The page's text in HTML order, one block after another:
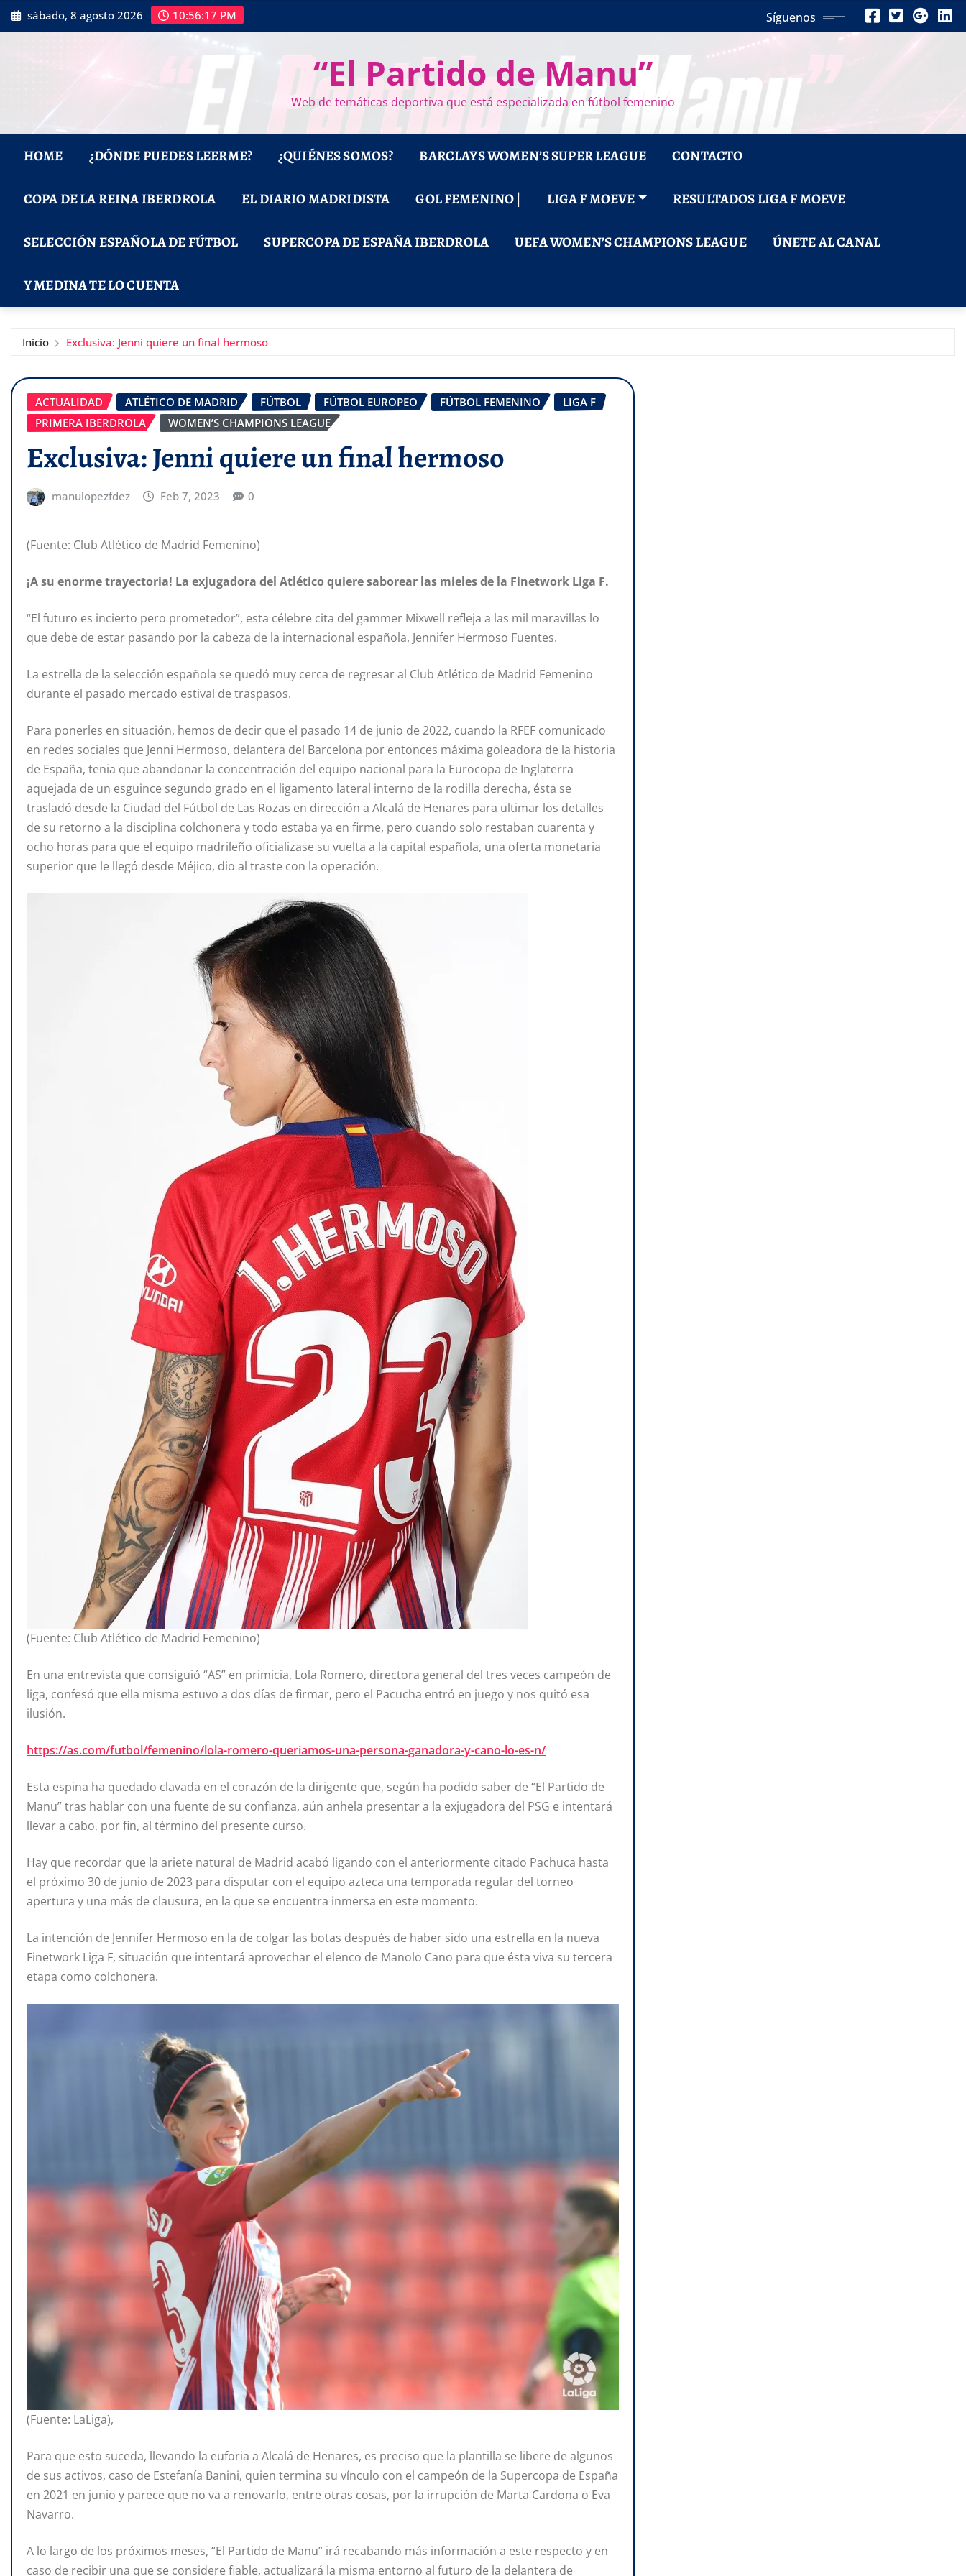
Saltar
al
sábado, 8 agosto 2026 10:56:19 PM Síguenos
“El Partido de Manu”
Web de temáticas deportiva que está especializada en fútbol femenino
HOME ¿DÓNDE PUEDES LEERME? ¿QUIÉNES SOMOS? BARCLAYS WOMEN’S SUPER LEAGUE CONTACTO
COPA DE LA REINA IBERDROLA EL DIARIO MADRIDISTA GOL FEMENINO | LIGA F MOEVE RESULTADOS LIGA F MOEVE
SELECCIÓN ESPAÑOLA DE FÚTBOL SUPERCOPA DE ESPAÑA IBERDROLA UEFA WOMEN’S CHAMPIONS LEAGUE ÚNETE AL CANAL
Y MEDINA TE LO CUENTA
Inicio Exclusiva: Jenni quiere un final hermoso
ACTUALIDAD ATLÉTICO DE MADRID FÚTBOL FÚTBOL EUROPEO FÚTBOL FEMENINO
LIGA F
PRIMERA IBERDROLA
WOMEN’S CHAMPIONS LEAGUE
Exclusiva: Jenni quiere un final hermoso
manulopezfdez Feb 7, 2023 0
(Fuente: Club Atlético de Madrid Femenino)
¡A su enorme trayectoria! La exjugadora del Atlético quiere saborear las mieles de la Finetwork Liga F.
“El futuro es incierto pero prometedor”, esta célebre cita del gammer Mixwell refleja a las mil maravillas lo
que debe de estar pasando por la cabeza de la internacional española, Jennifer Hermoso Fuentes.
La estrella de la selección española se quedó muy cerca de regresar al Club Atlético de Madrid Femenino
durante el pasado mercado estival de traspasos.
Para ponerles en situación, hemos de decir que el pasado 14 de junio de 2022, cuando la RFEF comunicado
en redes sociales que Jenni Hermoso, delantera del Barcelona por entonces máxima goleadora de la historia
de España, tenia que abandonar la concentración del equipo nacional para la Eurocopa de Inglaterra
aquejada de un esguince segundo grado en el ligamento lateral interno de la rodilla derecha, ésta se
trasladó desde la Ciudad del Fútbol de Las Rozas en dirección a Alcalá de Henares para ultimar los detalles
de su retorno a la disciplina colchonera y todo estaba ya en firme, pero cuando solo restaban cuarenta y
ocho horas para que el equipo madrileño oficializase su vuelta a la capital española, una oferta monetaria
superior que le llegó desde Méjico, dio al traste con la operación.
(Fuente: Club Atlético de Madrid Femenino)
En una entrevista que consiguió “AS” en primicia, Lola Romero, directora general del tres veces campeón de
liga, confesó que ella misma estuvo a dos días de firmar, pero el Pacucha entró en juego y nos quitó esa
ilusión.
https://as.com/futbol/femenino/lola-romero-queriamos-una-persona-ganadora-y-cano-lo-es-n/
Esta espina ha quedado clavada en el corazón de la dirigente que, según ha podido saber de “El Partido de
Manu” tras hablar con una fuente de su confianza, aún anhela presentar a la exjugadora del PSG e intentará
llevar a cabo, por fin, al término del presente curso.
Hay que recordar que la ariete natural de Madrid acabó ligando con el anteriormente citado Pachuca hasta
el próximo 30 de junio de 2023 para disputar con el equipo azteca una temporada regular del torneo
apertura y una más de clausura, en la que se encuentra inmersa en este momento.
La intención de Jennifer Hermoso en la de colgar las botas después de haber sido una estrella en la nueva
Finetwork Liga F, situación que intentará aprovechar el elenco de Manolo Cano para que ésta viva su tercera
etapa como colchonera.
(Fuente: LaLiga),
Para que esto suceda, llevando la euforia a Alcalá de Henares, es preciso que la plantilla se libere de algunos
de sus activos, caso de Estefanía Banini, quien termina su vínculo con el campeón de la Supercopa de España
en 2021 en junio y parece que no va a renovarlo, entre otras cosas, por la irrupción de Marta Cardona o Eva
Navarro.
A lo largo de los próximos meses, “El Partido de Manu” irá recabando más información a este respecto y en
caso de recibir una que se considere fiable, actualizará la misma entorno al futuro de la delantera de